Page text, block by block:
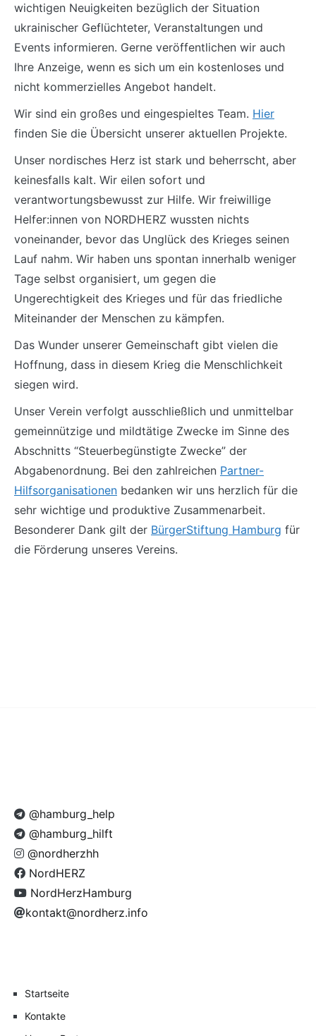
wichtigen Neuigkeiten bezüglich der Situation
ukrainischer Geflüchteter, Veranstaltungen und
Events informieren. Gerne veröffentlichen wir auch
Ihre Anzeige, wenn es sich um ein kostenloses und
nicht kommerzielles Angebot handelt.
Wir sind ein großes und eingespieltes Team. Hier
finden Sie die Übersicht unserer aktuellen Projekte.
Unser nordisches Herz ist stark und beherrscht, aber
keinesfalls kalt. Wir eilen sofort und
verantwortungsbewusst zur Hilfe. Wir freiwillige
Helfer:innen von NORDHERZ wussten nichts
voneinander, bevor das Unglück des Krieges seinen
Lauf nahm. Wir haben uns spontan innerhalb weniger
Tage selbst organisiert, um gegen die
Ungerechtigkeit des Krieges und für das friedliche
Miteinander der Menschen zu kämpfen.
Das Wunder unserer Gemeinschaft gibt vielen die
Hoffnung, dass in diesem Krieg die Menschlichkeit
siegen wird.
Unser Verein verfolgt ausschließlich und unmittelbar
gemeinnützige und mildtätige Zwecke im Sinne des
Abschnitts “Steuerbegünstigte Zwecke” der
Abgabenordnung. Bei den zahlreichen Partner-
Hilfsorganisationen bedanken wir uns herzlich für die
sehr wichtige und produktive Zusammenarbeit.
Besonderer Dank gilt der BürgerStiftung Hamburg für
die Förderung unseres Vereins.
@hamburg_help
@hamburg_hilft
@nordherzhh
NordHERZ
NordHerzHamburg
kontakt@nordherz.info
Startseite
Kontakte